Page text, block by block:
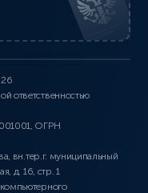
ответственностью
ОГРН
вн.тер.г. муниципальный
д. 16, стр. 1